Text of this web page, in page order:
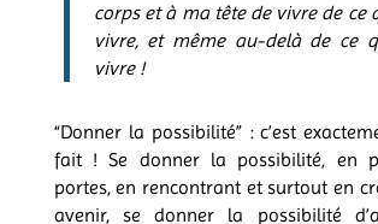
corps et à ma tête de vivre de ce
vivre, et même au-delà de ce
vivre !
“Donner la possibilité” : c’est
fait ! Se donner la possibilité, en
portes, en rencontrant et surtout en
avenir, se donner la possibilité